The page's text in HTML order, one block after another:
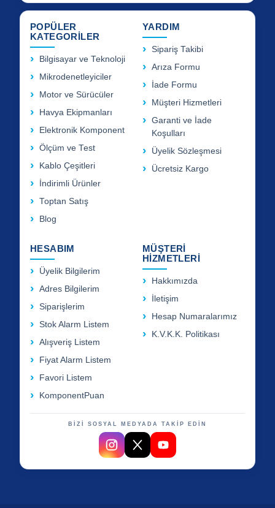
POPÜLER
KATEGORİLER
Bilgisayar ve Teknoloji
Mikrodenetleyiciler
Motor ve Sürücüler
Havya Ekipmanları
Elektronik Komponent
Ölçüm ve Test
Kablo Çeşitleri
İndirimli Ürünler
Toptan Satış
Blog
YARDIM
Sipariş Takibi
Arıza Formu
İade Formu
Müşteri Hizmetleri
Garanti ve İade
Koşulları
Üyelik Sözleşmesi
Ücretsiz Kargo
HESABIM
Üyelik Bilgilerim
Adres Bilgilerim
Siparişlerim
Stok Alarm Listem
Alışveriş Listem
Fiyat Alarm Listem
Favori Listem
KomponentPuan
MÜŞTERİ
HİZMETLERİ
Hakkımızda
İletişim
Hesap Numaralarımız
K.V.K.K. Politikası
BİZİ SOSYAL MEDYADA TAKİP EDİN